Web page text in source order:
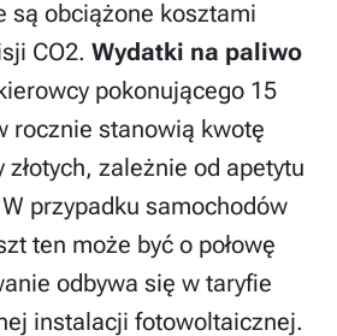
są obciążone kosztami
CO2. Wydatki na paliwo
pokonującego 15
rocznie stanowią kwotę
zależnie od apetytu
przypadku samochodów
ten może być o połowę
odbywa się w taryfie
instalacji fotowoltaicznej.